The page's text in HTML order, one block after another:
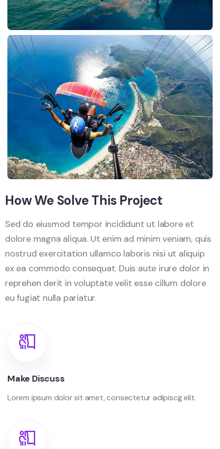
How We Solve This Project
Sed do eiusmod tempor incididunt ut labore et
dolore magna aliqua. Ut enim ad minim veniam, quis
nostrud exercitation ullamco laboris nisi ut aliquip
ex ea commodo consequat. Duis aute irure dolor in
reprehen derit in voluptate velit esse cillum dolore
eu fugiat nulla pariatur.
Make Discuss
Lorem ipsum dolor sit amet, consectetur adipiscg elit.